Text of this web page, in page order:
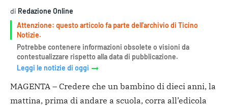
di Redazione Online
Attenzione: questo articolo fa parte dell'archivio di Ticino
Notizie.
Potrebbe contenere informazioni obsolete o visioni da
contestualizzare rispetto alla data di pubblicazione.
Leggi le notizie di oggi
MAGENTA – Credere che un bambino di dieci anni, la
mattina, prima di andare a scuola, corra all’edicola